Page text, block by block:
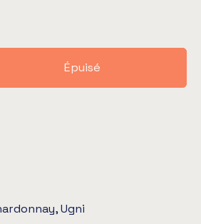
Épuisé
Ugni